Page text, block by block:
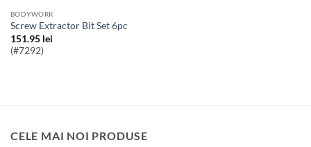
BODYWORK
Screw Extractor Bit Set 6pc
151.95 lei
(#7292)
CELE MAI NOI PRODUSE